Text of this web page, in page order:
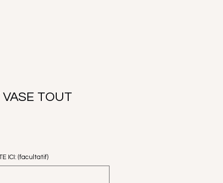
TOUT
ICI: (facultatif)